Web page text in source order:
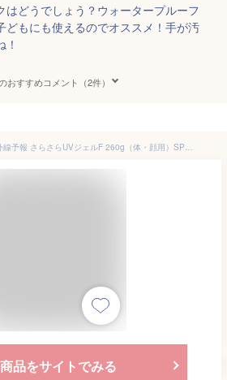
はどうでしょう？ウォータープルーフ
どもにも使えるのでオススメ！手が汚
おすすめコメント（2件）
【ポイント10倍】紫外線予報 さらさらUVジェルF 260g（体・顔用）SPF45/PA+++ Famシリーズ 石澤研究所 子ども 日焼け止め キッズ UVケア ファミリー 日やけ止め UVカット【北海道 宅配 3980〜9799円のご注文は自動キャンセル】
品をサイトでみる